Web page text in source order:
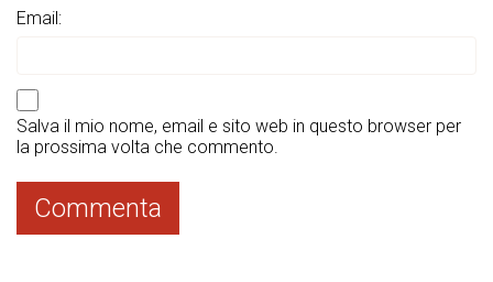
Email:
Salva il mio nome, email e sito web in questo browser per
la prossima volta che commento.